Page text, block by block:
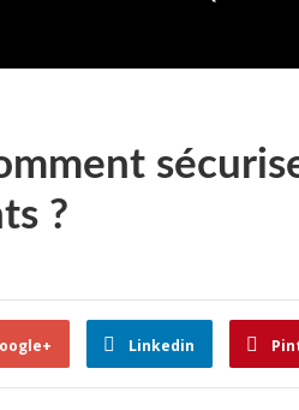
?
Linkedin